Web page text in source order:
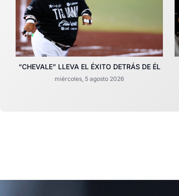
“CHEVALE” LLEVA EL ÉXITO DETRÁS DE ÉL
miércoles, 5 agosto 2026